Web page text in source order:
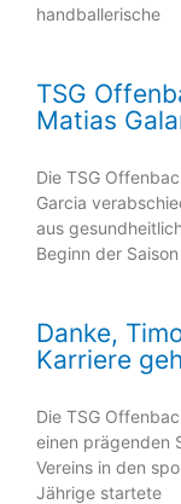
handballerische
TSG
Matias
Die TSG
Garcia
aus
Beginn der Saison
Danke,
Karriere
Die TSG
einen prägenden
Vereins in den
Jährige startete